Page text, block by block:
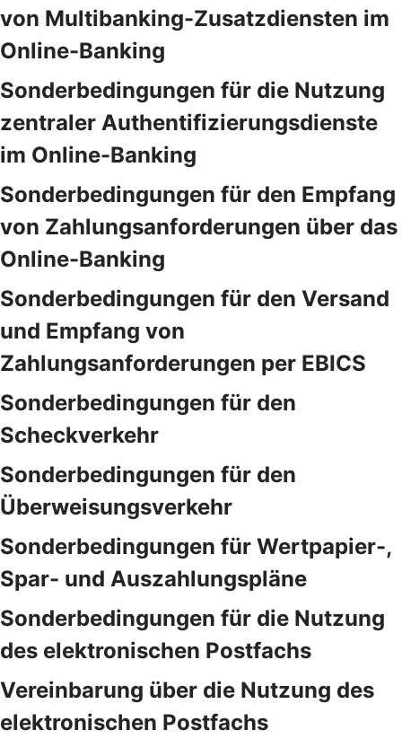
von Multibanking-Zusatzdiensten im
Online-Banking
Sonderbedingungen für die Nutzung
zentraler Authentifizierungsdienste
im Online-Banking
Sonderbedingungen für den Empfang
von Zahlungsanforderungen über das
Online-Banking
Sonderbedingungen für den Versand
und Empfang von
Zahlungsanforderungen per EBICS
Sonderbedingungen für den
Scheckverkehr
Sonderbedingungen für den
Überweisungsverkehr
Sonderbedingungen für Wertpapier-,
Spar- und Auszahlungspläne
Sonderbedingungen für die Nutzung
des elektronischen Postfachs
Vereinbarung über die Nutzung des
elektronischen Postfachs